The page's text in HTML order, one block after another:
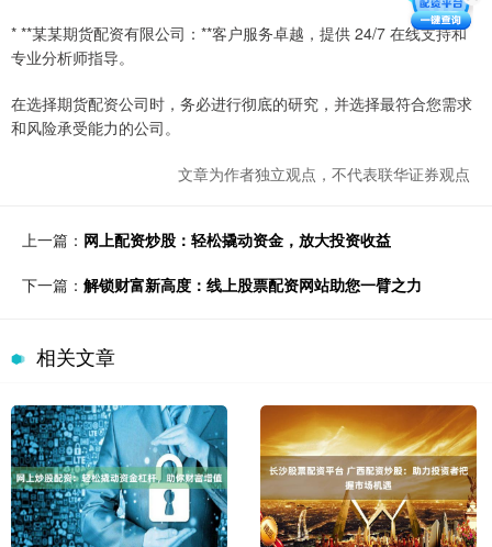
* **某某期货配资有限公司：**客户服务卓越，提供 24/7 在线支持和
专业分析师指导。
在选择期货配资公司时，务必进行彻底的研究，并选择最符合您需求
和风险承受能力的公司。
文章为作者独立观点，不代表联华证券观点
上一篇： 网上配资炒股：轻松撬动资金，放大投资收益
下一篇： 解锁财富新高度：线上股票配资网站助您一臂之力
相关文章